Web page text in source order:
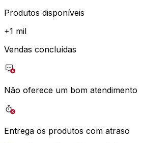
Produtos disponíveis
+1 mil
Vendas concluídas
Não oferece um bom atendimento
Entrega os produtos com atraso